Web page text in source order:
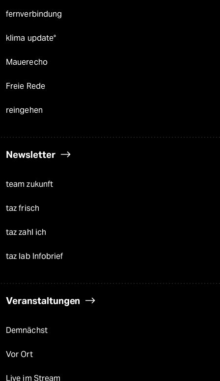
fernverbindung
klima update°
Mauerecho
Freie Rede
reingehen
Newsletter
team zukunft
taz frisch
taz zahl ich
taz lab Infobrief
Veranstaltungen
Demnächst
Vor Ort
Live im Stream